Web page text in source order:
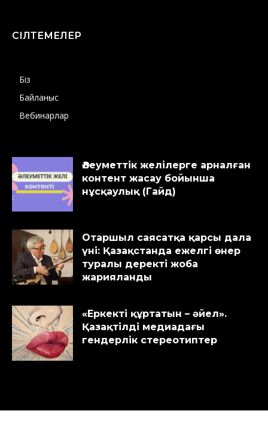
СІЛТЕМЕЛЕР
Біз
Байланыс
Вебинарлар
Әлеуметтік желілерге арналған
контент жасау бойынша
нұсқаулық (Гайд)
Отаршыл саясатқа қарсы дала
үні: Қазақстанда ежелгі өнер
туралы деректі жоба
жарияланды
«Еркекті құртатын – әйел».
Қазақтілді медиадағы
гендерлік стереотиптер